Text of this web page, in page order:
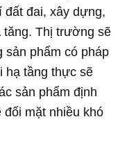
đất đai, xây dựng,
tăng. Thị trường sẽ
sản phẩm có pháp
hạ tầng thực sẽ
sản phẩm định
mặt nhiều khó